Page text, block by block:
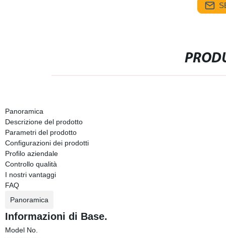
Panoramica
Descrizione del prodotto
Parametri del prodotto
Configurazioni dei prodotti
Profilo aziendale
Controllo qualità
I nostri vantaggi
FAQ
Panoramica
Informazioni di Base.
Model No.